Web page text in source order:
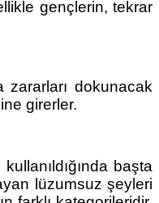
gençlerin, tekrar
dokunacak
girerler.
başta
lüzumsuz şeyleri